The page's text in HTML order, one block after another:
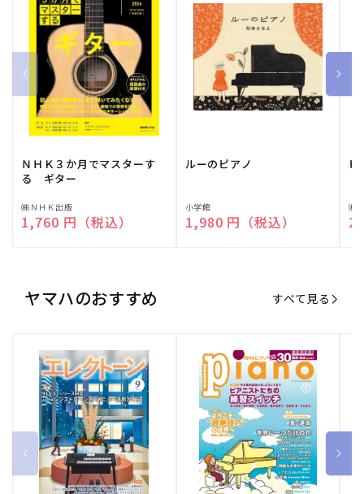
ＮＨＫ３か月でマスターす
る ギター
販
売
㈱ＮＨＫ出版
通常価格
1,760 円（税込）
ルーのピアノ
販
売
小学館
通常価格
1,980 円（税込）
ピ
販
売
㈱
ヤマハのおすすめ すべて見る